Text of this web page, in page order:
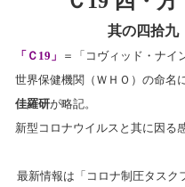
其の四拾九
「Ｃ19」
＝「コヴィッド・ナイ
世界保健機関（ＷＨＯ）の命名
佳羅研が略記。
新型コロナウイルスと其に因る
最新情報は「コロナ制圧タスク